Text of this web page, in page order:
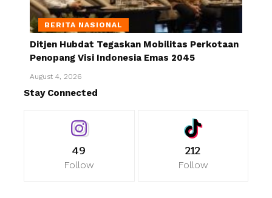
BERITA NASIONAL
Ditjen Hubdat Tegaskan Mobilitas Perkotaan
Penopang Visi Indonesia Emas 2045
August 4, 2026
Stay Connected
49
Follow
212
Follow